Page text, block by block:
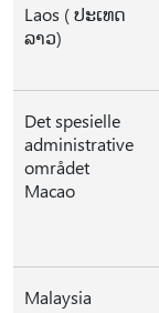
Laos ( ປະເທດ
ລາວ)
Det spesielle
administrative
området
Macao
Malaysia